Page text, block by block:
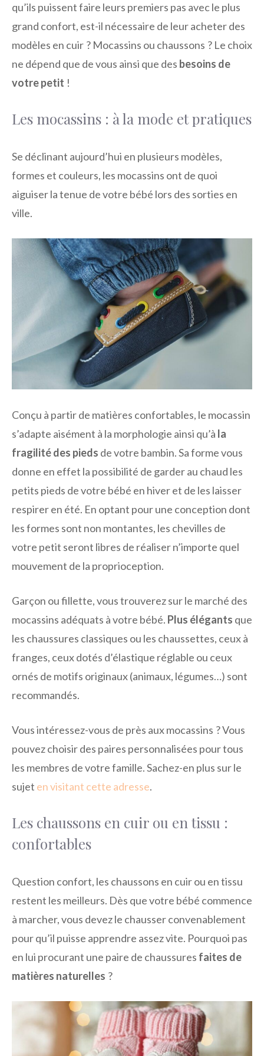
qu’ils puissent faire leurs premiers pas avec le plus
grand confort, est-il nécessaire de leur acheter des
modèles en cuir ? Mocassins ou chaussons ? Le choix
ne dépend que de vous ainsi que des besoins de
votre petit !
Les mocassins : à la mode et pratiques
Se déclinant aujourd’hui en plusieurs modèles,
formes et couleurs, les mocassins ont de quoi
aiguiser la tenue de votre bébé lors des sorties en
ville.
Conçu à partir de matières confortables, le mocassin
s’adapte aisément à la morphologie ainsi qu’à la
fragilité des pieds de votre bambin. Sa forme vous
donne en effet la possibilité de garder au chaud les
petits pieds de votre bébé en hiver et de les laisser
respirer en été. En optant pour une conception dont
les formes sont non montantes, les chevilles de
votre petit seront libres de réaliser n’importe quel
mouvement de la proprioception.
Garçon ou fillette, vous trouverez sur le marché des
mocassins adéquats à votre bébé. Plus élégants que
les chaussures classiques ou les chaussettes, ceux à
franges, ceux dotés d’élastique réglable ou ceux
ornés de motifs originaux (animaux, légumes…) sont
recommandés.
Vous intéressez-vous de près aux mocassins ? Vous
pouvez choisir des paires personnalisées pour tous
les membres de votre famille. Sachez-en plus sur le
sujet en visitant cette adresse.
Les chaussons en cuir ou en tissu :
confortables
Question confort, les chaussons en cuir ou en tissu
restent les meilleurs. Dès que votre bébé commence
à marcher, vous devez le chausser convenablement
pour qu’il puisse apprendre assez vite. Pourquoi pas
en lui procurant une paire de chaussures faites de
matières naturelles ?